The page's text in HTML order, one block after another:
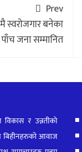
Prev
स्वरोजगार बनेका
पाँच जना सम्मानित
र उन्नतीको
आवाज